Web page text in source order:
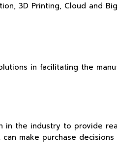
3D Printing, Cloud and
in facilitating the
in the industry to provide
make purchase